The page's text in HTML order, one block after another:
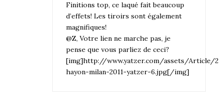
Finitions top, ce laqué fait beaucoup
d’effets! Les tiroirs sont également
magnifiques!
@Z, Votre lien ne marche pas, je
pense que vous parliez de ceci?
[img]http://www.yatzer.com/assets/Article/
hayon-milan-2011-yatzer-6.jpg[/img]